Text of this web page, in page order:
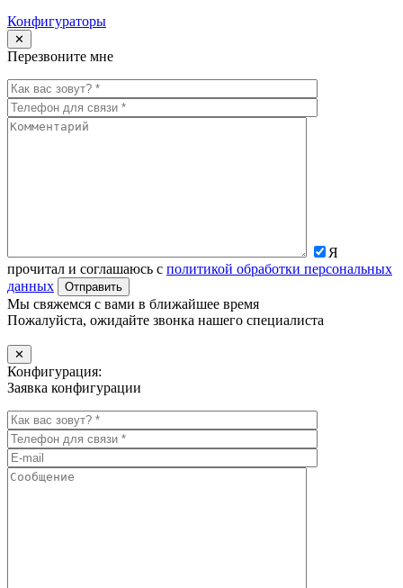
Конфигураторы
✕
Перезвоните мне
Я
прочитал и соглашаюсь с политикой обработки персональных
данных
Мы свяжемся с вами в ближайшее время
Пожалуйста, ожидайте звонка нашего специалиста
✕
Конфигурация:
Заявка конфигурации